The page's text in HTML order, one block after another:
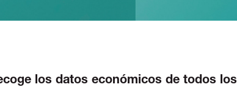
los datos económicos de todos los